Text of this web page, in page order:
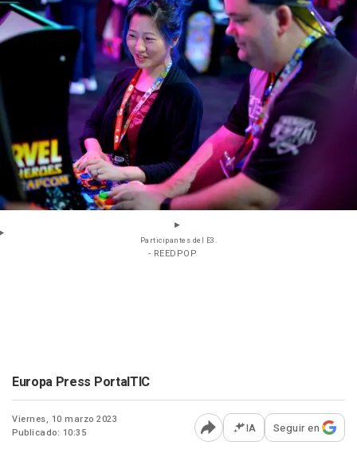
Participantes del E3.
- REEDPOP
Europa Press PortalTIC
Viernes, 10 marzo 2023
Publicado: 10:35
Abrir opciones para
IA Seguir en